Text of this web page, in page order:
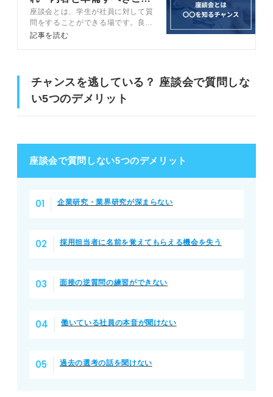
を解説
座談会とは、学生が社員に対して質
問をすることができる場です。良い
情報を得るために、質問力を磨きま
読めば座談会をより有意義なものに
できますよ。
記事を読む
チャンスを逃している？ 座談会で質問しな
い5つのデメリット
座談会で質問しない5つのデメリット
企業研究・業界研究が深まらない
採用担当者に名前を覚えてもらえる機会を失う
面接の逆質問の練習ができない
働いている社員の本音が聞けない
過去の選考の話を聞けない